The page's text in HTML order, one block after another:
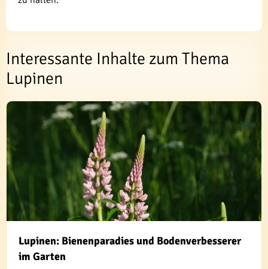
Interessante Inhalte zum Thema
Lupinen
Lupinen: Bienenparadies und Bodenverbesserer
im Garten